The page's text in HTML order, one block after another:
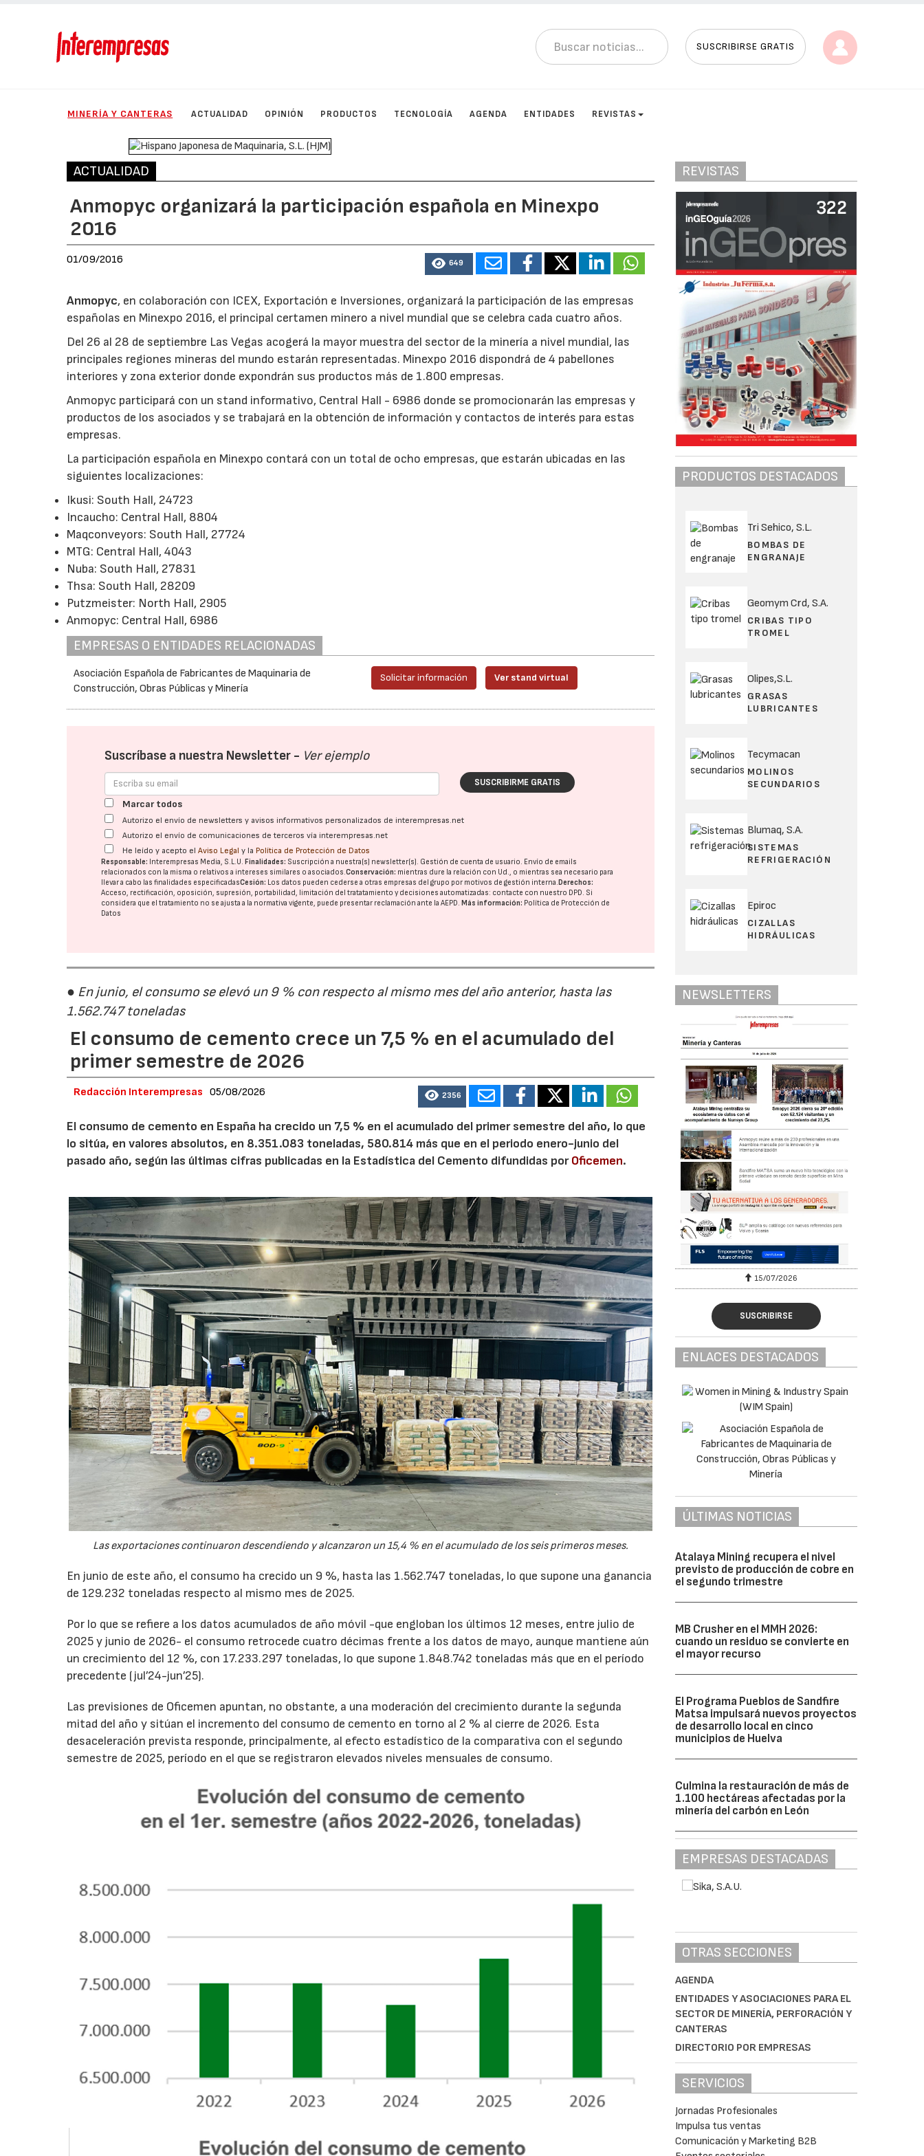
SUSCRIBIRSE GRATIS
MINERÍA Y CANTERAS ACTUALIDAD OPINIÓN PRODUCTOS TECNOLOGÍA AGENDA ENTIDADES REVISTAS
ACTUALIDAD
Anmopyc organizará la participación española en Minexpo
2016
01/09/2016 649
Anmopyc, en colaboración con ICEX, Exportación e Inversiones, organizará la participación de las empresas
españolas en Minexpo 2016, el principal certamen minero a nivel mundial que se celebra cada cuatro años.
Del 26 al 28 de septiembre Las Vegas acogerá la mayor muestra del sector de la minería a nivel mundial, las
principales regiones mineras del mundo estarán representadas. Minexpo 2016 dispondrá de 4 pabellones
interiores y zona exterior donde expondrán sus productos más de 1.800 empresas.
Anmopyc participará con un stand informativo, Central Hall - 6986 donde se promocionarán las empresas y
productos de los asociados y se trabajará en la obtención de información y contactos de interés para estas
empresas.
La participación española en Minexpo contará con un total de ocho empresas, que estarán ubicadas en las
siguientes localizaciones:
Ikusi: South Hall, 24723
Incaucho: Central Hall, 8804
Maqconveyors: South Hall, 27724
MTG: Central Hall, 4043
Nuba: South Hall, 27831
Thsa: South Hall, 28209
Putzmeister: North Hall, 2905
Anmopyc: Central Hall, 6986
EMPRESAS O ENTIDADES RELACIONADAS
Asociación Española de Fabricantes de Maquinaria de
Construcción, Obras Públicas y Minería
Solicitar información Ver stand virtual
Suscríbase a nuestra Newsletter - Ver ejemplo
SUSCRIBIRME GRATIS
Marcar todos
Autorizo el envío de newsletters y avisos informativos personalizados de interempresas.net
Autorizo el envío de comunicaciones de terceros vía interempresas.net
He leído y acepto elAviso Legal y la Política de Protección de Datos
Responsable: Interempresas Media, S.L.U.Finalidades: Suscripción a nuestra(s) newsletter(s). Gestión de cuenta de usuario. Envío de emails
relacionados con la misma o relativos a intereses similares o asociados.Conservación: mientras dure la relación con Ud., o mientras sea necesario para
llevar a cabo las finalidades especificadasCesión: Los datos pueden cederse a otras empresas del grupo por motivos de gestión interna.Derechos:
Acceso, rectificación, oposición, supresión, portabilidad, limitación del tratatamiento y decisiones automatizadas: contacte con nuestro DPD. Si
considera que el tratamiento no se ajusta a la normativa vigente, puede presentar reclamación ante laAEPD.Más información: Política de Protección de
Datos
● En junio, el consumo se elevó un 9 % con respecto al mismo mes del año anterior, hasta las
1.562.747 toneladas
El consumo de cemento crece un 7,5 % en el acumulado del
primer semestre de 2026
Redacción Interempresas 05/08/2026 2356
El consumo de cemento en España ha crecido un 7,5 % en el acumulado del primer semestre del año, lo que
lo sitúa, en valores absolutos, en 8.351.083 toneladas, 580.814 más que en el periodo enero-junio del
pasado año, según las últimas cifras publicadas en la Estadística del Cemento difundidas porOficemen.
Las exportaciones continuaron descendiendo y alcanzaron un 15,4 % en el acumulado de los seis primeros meses.
En junio de este año, el consumo ha crecido un 9 %, hasta las 1.562.747 toneladas, lo que supone una ganancia
de 129.232 toneladas respecto al mismo mes de 2025.
Por lo que se refiere a los datos acumulados de año móvil -que engloban los últimos 12 meses, entre julio de
2025 y junio de 2026- el consumo retrocede cuatro décimas frente a los datos de mayo, aunque mantiene aún
un crecimiento del 12 %, con 17.233.297 toneladas, lo que supone 1.848.742 toneladas más que en el período
precedente (jul’24-jun’25).
Las previsiones de Oficemen apuntan, no obstante, a una moderación del crecimiento durante la segunda
mitad del año y sitúan el incremento del consumo de cemento en torno al 2 % al cierre de 2026. Esta
desaceleración prevista responde, principalmente, al efecto estadístico de la comparativa con el segundo
semestre de 2025, período en el que se registraron elevados niveles mensuales de consumo.
REVISTAS
PRODUCTOS DESTACADOS
Tri Sehico, S.L.
BOMBAS DE
ENGRANAJE
Geomym Crd, S.A.
CRIBAS TIPO
TROMEL
Olipes,S.L.
GRASAS
LUBRICANTES
Tecymacan
MOLINOS
SECUNDARIOS
Blumaq, S.A.
SISTEMAS
REFRIGERACIÓN
Epiroc
CIZALLAS
HIDRÁULICAS
NEWSLETTERS
15/07/2026 29/07/2026 15/07/2026
SUSCRIBIRSE
ENLACES DESTACADOS
ÚLTIMAS NOTICIAS
Atalaya Mining recupera el nivel
previsto de producción de cobre en
el segundo trimestre
MB Crusher en el MMH 2026:
cuando un residuo se convierte en
el mayor recurso
El Programa Pueblos de Sandfire
Matsa impulsará nuevos proyectos
de desarrollo local en cinco
municipios de Huelva
Culmina la restauración de más de
1.100 hectáreas afectadas por la
minería del carbón en León
EMPRESAS DESTACADAS
OTRAS SECCIONES
AGENDA
ENTIDADES Y ASOCIACIONES PARA EL
SECTOR DE MINERÍA, PERFORACIÓN Y
CANTERAS
DIRECTORIO POR EMPRESAS
SERVICIOS
Jornadas Profesionales
Impulsa tus ventas
Comunicación y Marketing B2B